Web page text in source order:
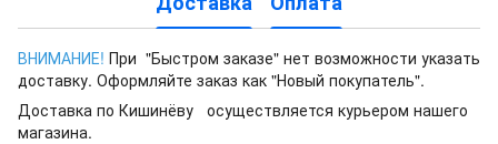
ВНИМАНИЕ! При "Быстром заказе" нет возможности указать
доставку. Оформляйте заказ как "Новый покупатель".
Доставка по Кишинёву осуществляется курьером нашего
магазина.